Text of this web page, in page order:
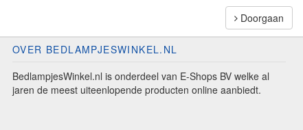
Doorgaan
OVER BEDLAMPJESWINKEL.NL
BedlampjesWinkel.nl is onderdeel van E-Shops BV welke al
jaren de meest uiteenlopende producten online aanbiedt.